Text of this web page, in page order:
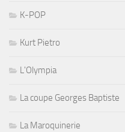
K-POP
Kurt Pietro
L'Olympia
La coupe Georges Baptiste
La Maroquinerie